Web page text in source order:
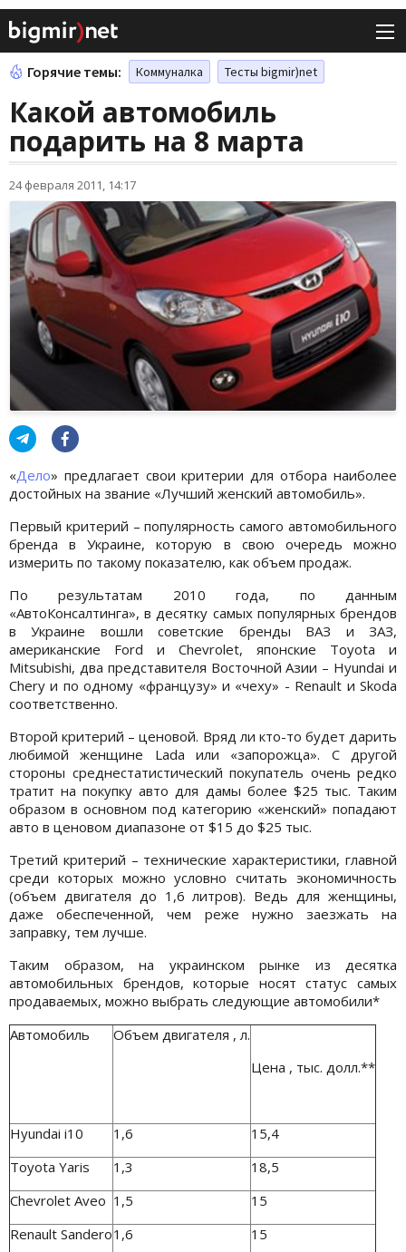
Горячие темы: Коммуналка Тесты bigmir)net
Какой автомобиль
подарить на 8 марта
24 февраля 2011, 14:17
«Дело» предлагает свои критерии для отбора наиболее
достойных на звание «Лучший женский автомобиль».
Первый критерий – популярность самого автомобильного
бренда в Украине, которую в свою очередь можно
измерить по такому показателю, как объем продаж.
По результатам 2010 года, по данным
«АвтоКонсалтинга», в десятку самых популярных брендов
в Украине вошли советские бренды ВАЗ и ЗАЗ,
американские Ford и Chevrolet, японские Toyota и
Mitsubishi, два представителя Восточной Азии – Hyundai и
Chery и по одному «французу» и «чеху» - Renault и Skoda
соответственно.
Второй критерий – ценовой. Вряд ли кто-то будет дарить
любимой женщине Lada или «запорожца». С другой
стороны среднестатистический покупатель очень редко
тратит на покупку авто для дамы более $25 тыс. Таким
образом в основном под категорию «женский» попадают
авто в ценовом диапазоне от $15 до $25 тыс.
Третий критерий – технические характеристики, главной
среди которых можно условно считать экономичность
(объем двигателя до 1,6 литров). Ведь для женщины,
даже обеспеченной, чем реже нужно заезжать на
заправку, тем лучше.
Таким образом, на украинском рынке из десятка
автомобильных брендов, которые носят статус самых
продаваемых, можно выбрать следующие автомобили*
Автомобиль
Объем двигателя , л.
Цена , тыс. долл.**
Hyundai i10 1,6
15,4
Toyota Yaris
1,3
18,5
Chevrolet Aveo 1,5
15
Renault Sandero1,6
15